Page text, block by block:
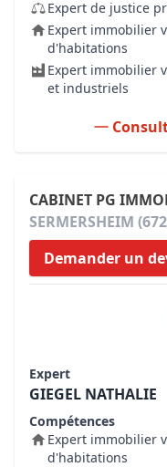
Expert de justice
Expert immobilier
d'habitations
Expert immobilier
et industriels
CABINET PG
SERMERSHEIM
Demander un
Expert
GIEGEL NATHALIE
Compétences
Expert immobilier
d'habitations